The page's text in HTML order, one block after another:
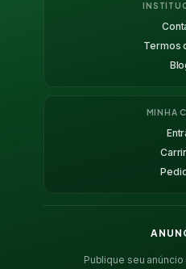
Termos
MINHA
Publique seu